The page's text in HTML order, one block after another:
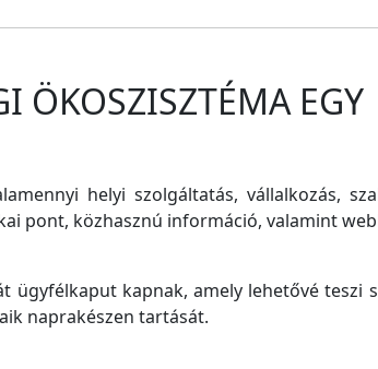
ÖKOSZISZTÉMA EGY
helyi szolgáltatás, vállalkozás,
pont, közhasznú információ, valamint
ügyfélkaput kapnak, amely lehetővé teszi
naprakészen tartását.